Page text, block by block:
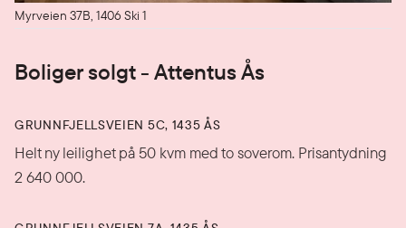
Myrveien 37B, 1406 Ski 1
Boliger solgt - Attentus Ås
GRUNNFJELLSVEIEN 5C, 1435 ÅS
Helt ny leilighet på 50 kvm med to soverom. Prisantydning
2 640 000.